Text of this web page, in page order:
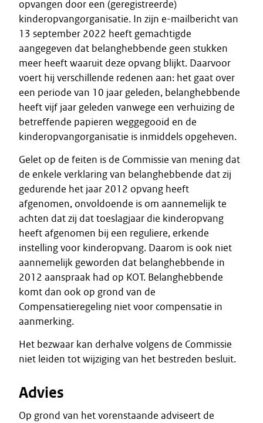
opvangen door een (geregistreerde)
kinderopvangorganisatie. In zijn e-mailbericht van
13 september 2022 heeft gemachtigde
aangegeven dat belanghebbende geen stukken
meer heeft waaruit deze opvang blijkt. Daarvoor
voert hij verschillende redenen aan: het gaat over
een periode van 10 jaar geleden, belanghebbende
heeft vijf jaar geleden vanwege een verhuizing de
betreffende papieren weggegooid en de
kinderopvangorganisatie is inmiddels opgeheven.
Gelet op de feiten is de Commissie van mening dat
de enkele verklaring van belanghebbende dat zij
gedurende het jaar 2012 opvang heeft
afgenomen, onvoldoende is om aannemelijk te
achten dat zij dat toeslagjaar die kinderopvang
heeft afgenomen bij een reguliere, erkende
instelling voor kinderopvang. Daarom is ook niet
aannemelijk geworden dat belanghebbende in
2012 aanspraak had op KOT. Belanghebbende
komt dan ook op grond van de
Compensatieregeling niet voor compensatie in
aanmerking.
Het bezwaar kan derhalve volgens de Commissie
niet leiden tot wijziging van het bestreden besluit.
Advies
Op grond van het vorenstaande adviseert de